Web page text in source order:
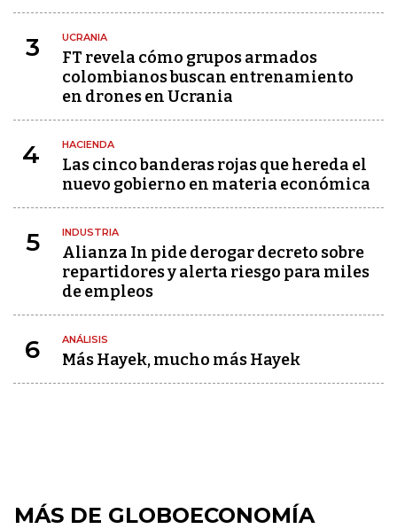
3 UCRANIA
FT revela cómo grupos armados
colombianos buscan entrenamiento
en drones en Ucrania
4 HACIENDA
Las cinco banderas rojas que hereda el
nuevo gobierno en materia económica
5 INDUSTRIA
Alianza In pide derogar decreto sobre
repartidores y alerta riesgo para miles
de empleos
6 ANÁLISIS
Más Hayek, mucho más Hayek
MÁS DE GLOBOECONOMÍA